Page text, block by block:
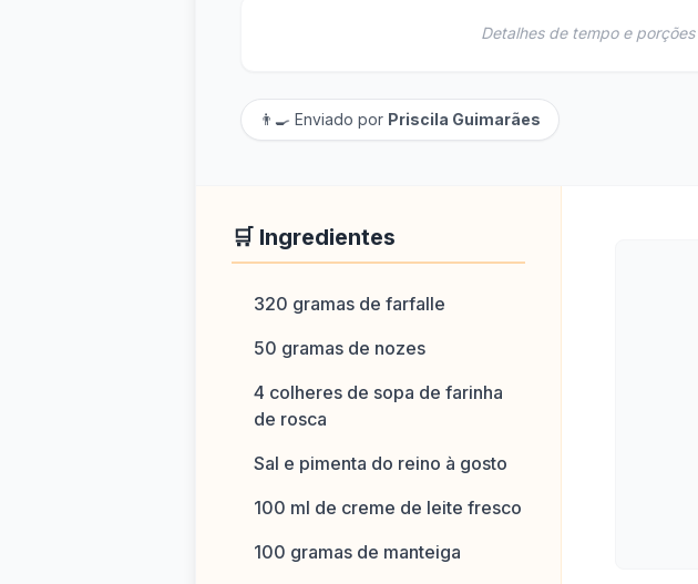
Detalhes de tempo e
👨‍🍳 Enviado por Priscila Guimarães
🛒 Ingredientes
320 gramas de farfalle
50 gramas de nozes
4 colheres de sopa de farinha
de rosca
Sal e pimenta do reino à gosto
100 ml de creme de leite fresco
100 gramas de manteiga